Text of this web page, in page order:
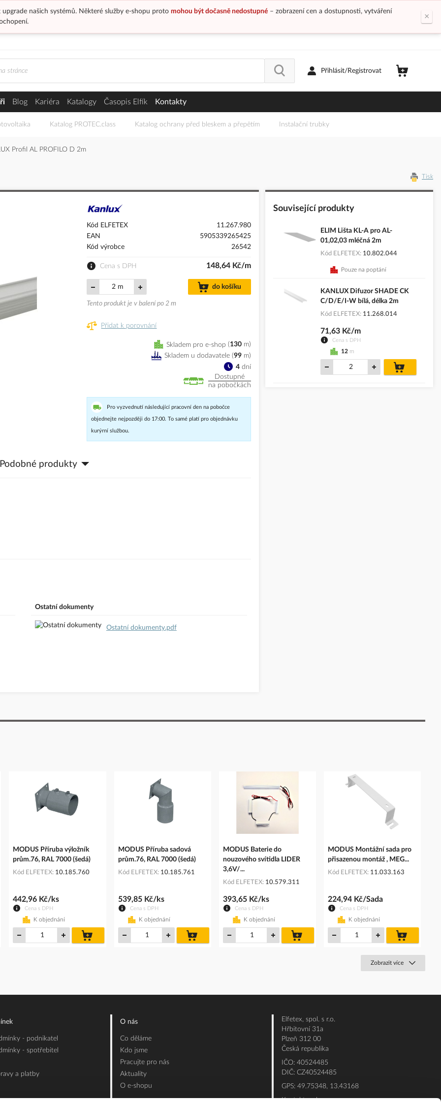
našich systémů. Některé služby e-shopu proto mohou být dočasně nedostupné– zobrazení cen a dostupnosti, vytváření
×
Přihlásit/Registrovat
Blog Kariéra Katalogy Časopis Elfík Kontakty
Katalog PROTEC.class Katalog ochrany před bleskem a přepětím Instalační trubky
Profil AL PROFILO D 2m
Tisk
Kód ELFETEX
11.267.980
EAN
5905339265425
Kód výrobce
26542
Cena s DPH 148,64 Kč/m
m do košíku
Tento produkt je v balení po 2 m
Přidat k porovnání
Skladem pro e-shop 130 m
4dní
Skladem u dodavatele (99 m)
Dostupné
na pobočkách
Pro vyzvednutí následující pracovní den na pobočce
objednejte nejpozději do 17:00. To samé platí pro objednávku
kurýrní službou.
Podobné produkty
Ostatní dokumenty
Ostatní dokumenty.pdf
Související produkty
ELIM Lišta KL-A pro AL-
01,02,03 mléčná 2m
Kód ELFETEX 10.802.044
Pouze na poptání
KANLUX Difuzor SHADE CK
C/D/E/I-W bílá, délka 2m
Kód ELFETEX 11.268.014
Cena s DPH
71,63 Kč/m
12 m
košíku
MODUS Příruba výložník
prům.76, RAL 7000 (šedá)
Kód ELFETEX 10.185.760
Cena s DPH
442,96 Kč/ks
K objednání
košíku
MODUS Příruba sadová
prům.76, RAL 7000 (šedá)
Kód ELFETEX 10.185.761
Cena s DPH
539,85 Kč/ks
K objednání
košíku
MODUS Baterie do
nouzového svítidla LIDER
3,6V/...
Kód ELFETEX 10.579.311
Cena s DPH
393,65 Kč/ks
K objednání
košíku
MODUS Montážní sada pro
přisazenou montáž , MEG...
Kód ELFETEX 11.033.163
Cena s DPH
224,94 Kč/Sada
K objednání
košíku
Zobrazit více
- podnikatel
- spotřebitel
a platby
O nás
Co děláme
Kdo jsme
Pracujte pro nás
Aktuality
O e-shopu
Elfetex, spol. s r.o.
Hřbitovní 31a
Plzeň 312 00
Česká republika
IČO: 40524485
DIČ: CZ40524485
GPS: 49.75348, 13.43168
Kontakt e-shop: